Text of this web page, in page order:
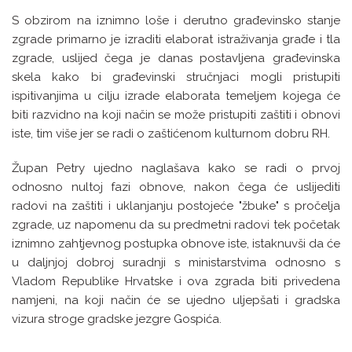
S obzirom na iznimno loše i derutno građevinsko stanje
zgrade primarno je izraditi elaborat istraživanja građe i tla
zgrade, uslijed čega je danas postavljena građevinska
skela kako bi građevinski stručnjaci mogli pristupiti
ispitivanjima u cilju izrade elaborata temeljem kojega će
biti razvidno na koji način se može pristupiti zaštiti i obnovi
iste, tim više jer se radi o zaštićenom kulturnom dobru RH.
Župan Petry ujedno naglašava kako se radi o prvoj
odnosno nultoj fazi obnove, nakon čega će uslijediti
radovi na zaštiti i uklanjanju postojeće "žbuke" s pročelja
zgrade, uz napomenu da su predmetni radovi tek početak
iznimno zahtjevnog postupka obnove iste, istaknuvši da će
u daljnjoj dobroj suradnji s ministarstvima odnosno s
Vladom Republike Hrvatske i ova zgrada biti privedena
namjeni, na koji način će se ujedno uljepšati i gradska
vizura stroge gradske jezgre Gospića.